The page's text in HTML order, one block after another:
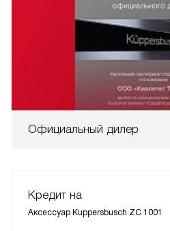
Официальный дилер
Кредит на
Аксессуар Kuppersbusch ZC 1001